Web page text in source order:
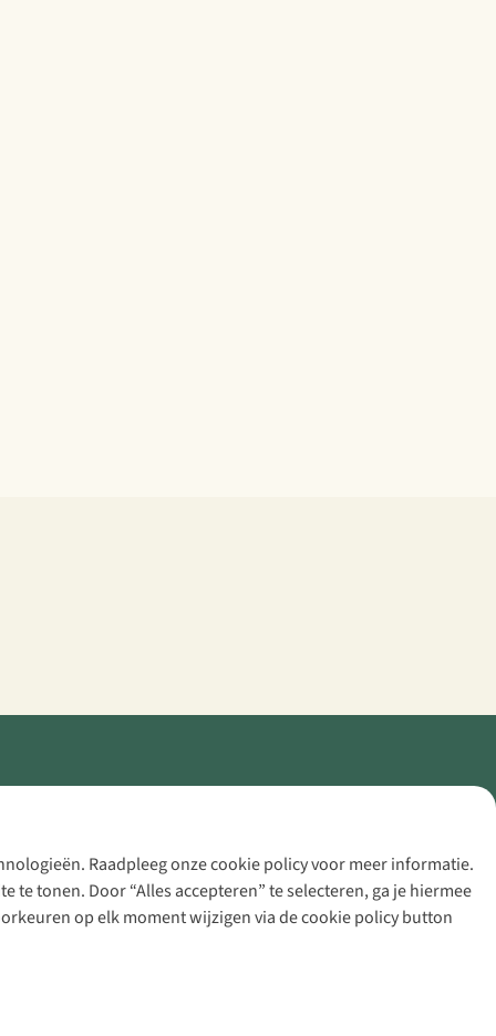
Raadpleeg onze cookie policy voor meer informatie.
tonen. Door “Alles accepteren” te selecteren, ga je hiermee
op elk moment wijzigen via de cookie policy button